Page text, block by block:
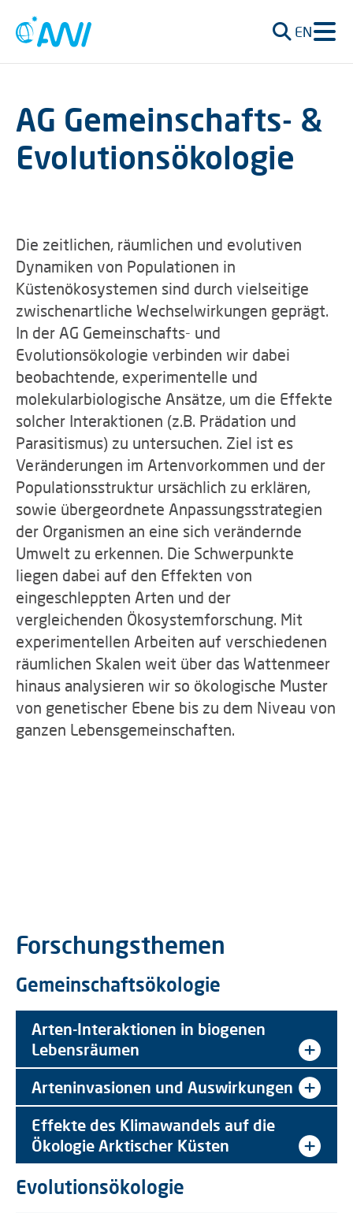
EN
AG Gemeinschafts- &
Evolutionsökologie
Die zeitlichen, räumlichen und evolutiven
Dynamiken von Populationen in
Küstenökosystemen sind durch vielseitige
zwischenartliche Wechselwirkungen geprägt.
In der AG Gemeinschafts- und
Evolutionsökologie verbinden wir dabei
beobachtende, experimentelle und
molekularbiologische Ansätze, um die Effekte
solcher Interaktionen (z.B. Prädation und
Parasitismus) zu untersuchen. Ziel ist es
Veränderungen im Artenvorkommen und der
Populationsstruktur ursächlich zu erklären,
sowie übergeordnete Anpassungsstrategien
der Organismen an eine sich verändernde
Umwelt zu erkennen. Die Schwerpunkte
liegen dabei auf den Effekten von
eingeschleppten Arten und der
vergleichenden Ökosystemforschung. Mit
experimentellen Arbeiten auf verschiedenen
räumlichen Skalen weit über das Wattenmeer
hinaus analysieren wir so ökologische Muster
von genetischer Ebene bis zu dem Niveau von
ganzen Lebensgemeinschaften.
Forschungsthemen
Gemeinschaftsökologie
Arten-Interaktionen in biogenen
Lebensräumen
Arteninvasionen und Auswirkungen
Effekte des Klimawandels auf die
Ökologie Arktischer Küsten
Evolutionsökologie